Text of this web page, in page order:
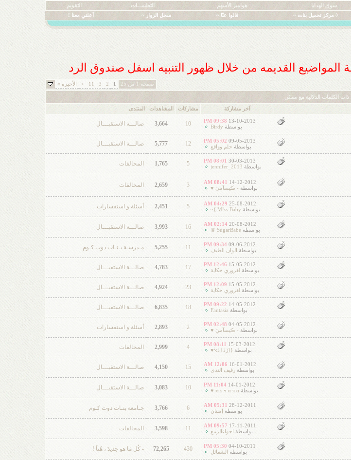
سوق الهدايا هوامير الأسهم التعليمـــات
التقويم
◊ مركز تحميل بنات ~ قالوا عنّا ~ سجل الزوار ~ أعلني معنا !
المواضيع القديمه من خلال ظهور التنبيه اسفل صندوق الرد
صفحة 1 من 25 1
2
3
11
> الأخيرة »
ذات الكلمات الدلالية مع ممكن
آخر مشاركة مشاركات المشاهدات المنتدى
13-10-2013
09:38 PM
بواسطة Birdy
10
3,664 صالـــة الاستقبـــال
09-05-2013
05:02 PM
بواسطة حلم وواقع 12
5,777 صالـــة الاستقبـــال
30-03-2013
08:01 PM
بواسطة jennifer_2013
5
1,765 المخالفات
14-12-2012
08:41 AM
بواسطة - ڪيسآميَ ♥ 3
2,659 المخالفات
25-08-2012
04:29 AM
بواسطة M!ss Baby }~
5
2,451 أسئلة و استفسارات
20-08-2012
02:14 AM
بواسطةSugarBabe ♛
16
3,993 صالـــة الاستقبـــال
09-06-2012
09:34 PM
بواسطة
الوان الطيف 11
5,255 مـدرسـة بـنـات دوت كـوم
15-05-2012
12:46 PM
بواسطةلغروري حكاية 17
4,783 صالـــة الاستقبـــال
15-05-2012
12:09 PM
بواسطةلغروري حكاية 23
4,924 صالـــة الاستقبـــال
14-05-2012
09:22 PM
بواسطةFantasia
18
6,835 صالـــة الاستقبـــال
04-05-2012
02:48 PM
بواسطة - ڪيسآميَ ♥ 2
2,893 أسئلة و استفسارات
15-03-2012
08:11 PM
بواسطة {{ڒذٱذﭏ♥ 4
2,999 المخالفات
16-01-2012
12:06 AM
بواسطةرفيف الندى 15
4,150 صالـــة الاستقبـــال
14-01-2012
11:04 PM
بواسطةм s ч α я α ♥
10
3,083 صالـــة الاستقبـــال
28-12-2011
05:31 AM
بواسطة
إمتنان 6
3,766 جـامعة بنـات دوت كـوم
17-11-2011
09:57 AM
بواسطة
اجواءالربيع 11
3,598 المخالفات
04-10-2011
05:30 PM
بواسطة
الشمائل 430
72,265 - كُل مَا هو جديدَ ، هُناَ !